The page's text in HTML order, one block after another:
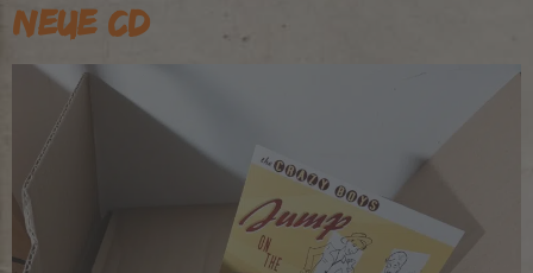
NEUE CD